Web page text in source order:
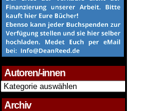
Autoren/-innen
Autoren/-
innen
Archiv